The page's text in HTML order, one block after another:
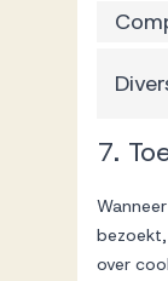
7.
over